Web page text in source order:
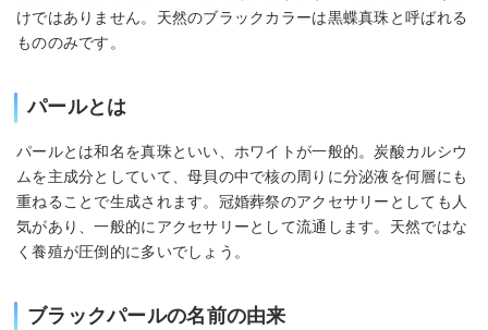
けではありません。天然のブラックカラーは黒蝶真珠と呼ばれる
もののみです。
パールとは
パールとは和名を真珠といい、ホワイトが一般的。炭酸カルシウ
ムを主成分としていて、母貝の中で核の周りに分泌液を何層にも
重ねることで生成されます。冠婚葬祭のアクセサリーとしても人
気があり、一般的にアクセサリーとして流通します。天然ではな
く養殖が圧倒的に多いでしょう。
ブラックパールの名前の由来